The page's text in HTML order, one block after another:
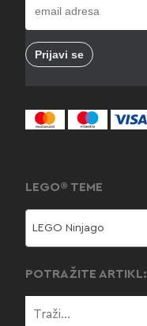
LEGO® TEME
LEGO Ninjago
POTRAŽITE ARTIKL: